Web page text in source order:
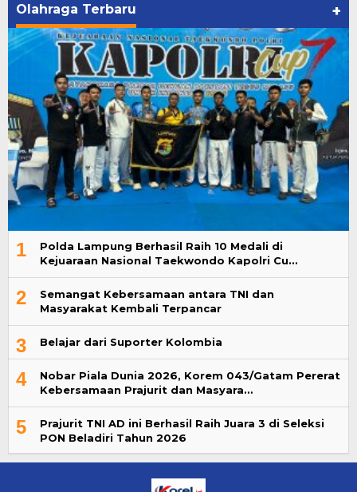
Olahraga Terbaru +
1
Polda Lampung Berhasil Raih 10 Medali di
Kejuaraan Nasional Taekwondo Kapolri Cu…
2
Semangat Kebersamaan antara TNI dan
Masyarakat Kembali Terpancar
3 Belajar dari Suporter Kolombia
4
Nobar Piala Dunia 2026, Korem 043/Gatam Pererat
Kebersamaan Prajurit dan Masyara…
5
Prajurit TNI AD ini Berhasil Raih Juara 3 di Seleksi
PON Beladiri Tahun 2026